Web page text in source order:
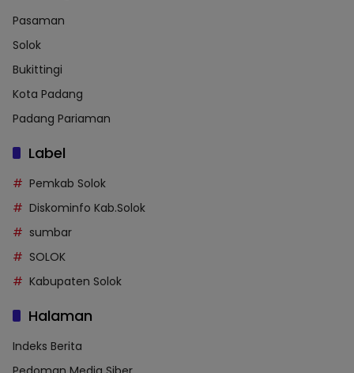
Pasaman
Solok
Bukittingi
Kota Padang
Padang Pariaman
Label
Pemkab Solok
Diskominfo Kab.Solok
sumbar
SOLOK
Kabupaten Solok
Halaman
Indeks Berita